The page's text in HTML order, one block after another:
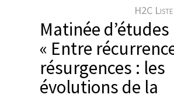
H2C
Matinée d’études
« Entre
résurgences : les
évolutions de la